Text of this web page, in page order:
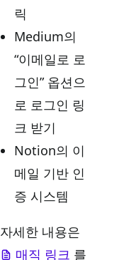
릭
Medium의
“이메일로 로
그인” 옵션으
로 로그인 링
크 받기
Notion의 이
메일 기반 인
증 시스템
자세한 내용은
매직 링크 를